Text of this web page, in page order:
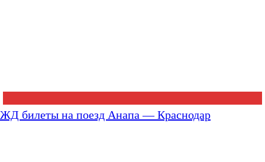
ЖД билеты на поезд Анапа — Краснодар